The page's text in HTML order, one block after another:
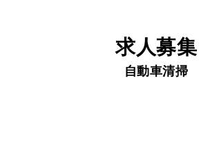
求人募集
自動車清掃